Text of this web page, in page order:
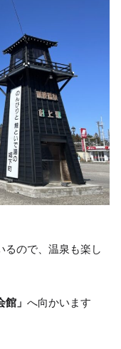
るので、温泉も楽し
館」 へ向かいます